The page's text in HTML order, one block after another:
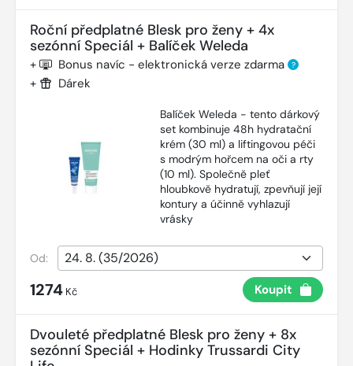
Roční předplatné Blesk pro ženy + 4x
sezónní Speciál + Balíček Weleda
+ Bonus navíc - elektronická verze zdarma ?
+ Dárek
Balíček Weleda - tento dárkový
set kombinuje 48h hydratační
krém (30 ml) a liftingovou péči
s modrým hořcem na oči a rty
(10 ml). Společně pleť
hloubkově hydratují, zpevňují její
kontury a účinně vyhlazují
vrásky
Od:
1274 Kč Koupit
Dvouleté předplatné Blesk pro ženy + 8x
sezónní Speciál + Hodinky Trussardi City